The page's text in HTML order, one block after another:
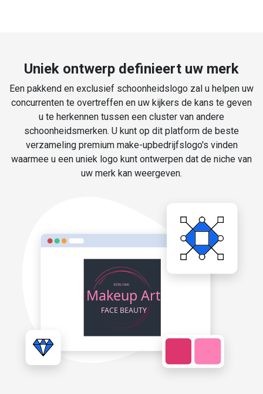
Uniek ontwerp definieert uw merk
Een pakkend en exclusief schoonheidslogo zal u helpen uw
concurrenten te overtreffen en uw kijkers de kans te geven
u te herkennen tussen een cluster van andere
schoonheidsmerken. U kunt op dit platform de beste
verzameling premium make-upbedrijfslogo's vinden
waarmee u een uniek logo kunt ontwerpen dat de niche van
uw merk kan weergeven.